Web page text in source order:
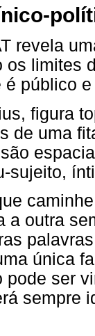
revela
os limites
é público
figura
de uma
sujeito,
a outra
única
pode ser
sempre